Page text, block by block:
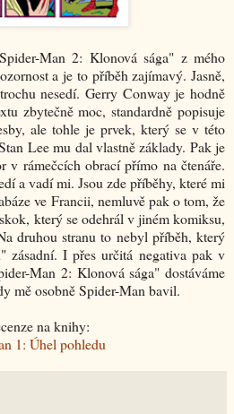
Man 2: Klonová sága" z mého
a je to příběh zajímavý. Jasně,
nesedí. Gerry Conway je hodně
zbytečně moc, standardně popisuje
ale tohle je prvek, který se v této
Lee mu dal vlastně základy. Pak je
v rámečcích obrací přímo na čtenáře.
a vadí mi. Jsou zde příběhy, které mi
ve Francii, nemluvě pak o tom, že
který se odehrál v jiném komiksu,
druhou stranu to nebyl příběh, který
zásadní. I přes určitá negativa pak v
Man 2: Klonová sága" dostáváme
mě osobně Spider-Man bavil.
na knihy:
1: Úhel pohledu